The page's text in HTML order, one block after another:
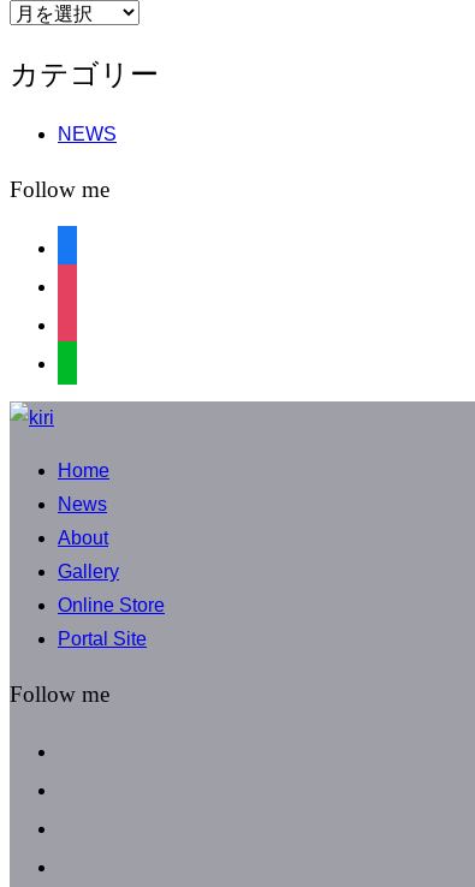
ア
カ
カテゴリー
NEWS
Follow me
コ
ッ
Home
News
About
Gallery
Online Store
Portal Site
Follow me